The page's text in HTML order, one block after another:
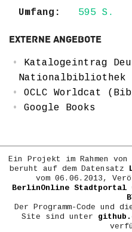
Umfang:
595 S.
Externe Angebote
Katalogeintrag
Nationalbibliothek
OCLC Worldcat
Google Books
Ein Projekt im Rahmen von
beruht auf dem Datensatz
vom 06.06.2013,
BerlinOnline Stadtportal
Der Programm-Code und
Site sind unter